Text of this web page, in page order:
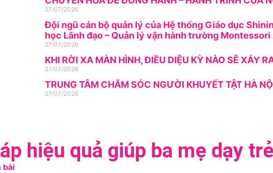
27/07/2026
Đội ngũ cán bộ quản lý của Hệ thống Giáo dục
học Lãnh đạo – Quản lý vận hành trường Montessori
27/07/2026
KHI RỜI XA MÀN HÌNH, ĐIỀU DIỆU KỲ NÀO SẼ XẢY
27/07/2026
TRUNG TÂM CHĂM SÓC NGƯỜI KHUYẾT TẬT HÀ
27/07/2026
hiệu quả giúp ba mẹ dạy
bài